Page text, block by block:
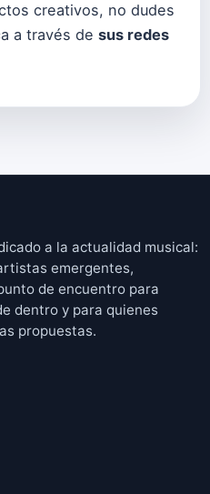
creativos, no dudes
a través de sus redes
a la actualidad musical:
emergentes,
de encuentro para
dentro y para quienes
propuestas.